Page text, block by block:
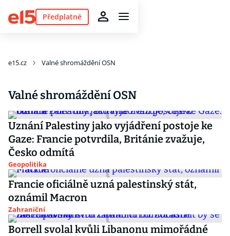
Předplatné
e15.cz Valné shromáždění OSN
Valné shromáždění OSN
Uznání Palestiny jako vyjádření postoje ke
Gaze: Francie potvrdila, Británie zvažuje,
Česko odmítá
Geopolitika
Francie oficiálně uzná palestinský stát,
oznámil Macron
Zahraniční
Borrell svolal kvůli Libanonu mimořádné